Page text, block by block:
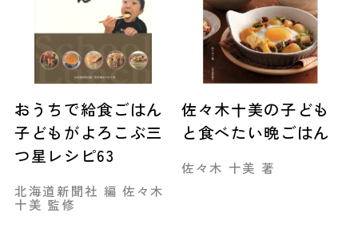
おうちで給食ごはん
子どもがよろこぶ三
つ星レシピ63
北海道新聞社 編 佐々木
十美 監修
佐々木十美の子ども
と食べたい晩ごはん
佐々木 十美 著